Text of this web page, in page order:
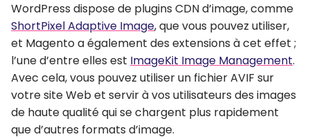
WordPress dispose de plugins CDN d’image, comme
ShortPixel Adaptive Image, que vous pouvez utiliser,
et Magento a également des extensions à cet effet ;
l’une d’entre elles est ImageKit Image Management.
Avec cela, vous pouvez utiliser un fichier AVIF sur
votre site Web et servir à vos utilisateurs des images
de haute qualité qui se chargent plus rapidement
que d’autres formats d’image.